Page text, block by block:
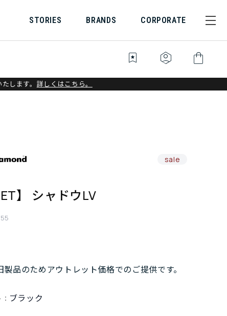
STORIES BRANDS CORPORATE
bookmark_star identity_platform shopping_bag
します。 詳しくはこちら。
sale
】 シャドウLV
製品のためアウトレット価格でのご提供です。
ブラック